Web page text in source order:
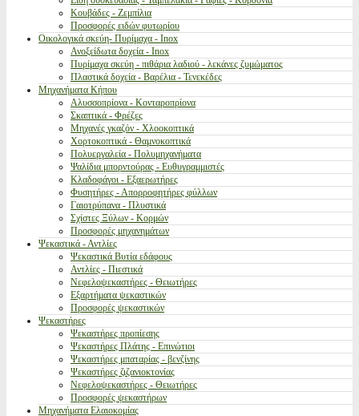
Κουβάδες - Ζεμπίλια
Προσφορές ειδών φυτωρίου
Οικολογικά σκεύη- Πυρίμαχα - Inox
Ανοξείδωτα δοχεία - Inox
Πυρίμαχα σκεύη - πιθάρια λαδιού - λεκάνες ζυμώματος
Πλαστικά δοχεία - Βαρέλια - Τενεκέδες
Μηχανήματα Κήπου
Αλυσσοπρίονα - Κονταροπρίονα
Σκαπτικά - Φρέζες
Μηχανές γκαζόν - Χλοοκοπτικά
Χορτοκοπτικά - Θαμνοκοπτικά
Πολυεργαλεία - Πολυμηχανήματα
Ψαλίδια μπορντούρας - Ευθυγραμμιστές
Κλαδοφάγοι - Εξαερωτήρες
Φυσητήρες - Απορροφητήρες φύλλων
Γαιοτρύπανα - Πλυστικά
Σχίστες Ξύλων - Κορμών
Προσφορές μηχανημάτων
Ψεκαστικά - Αντλίες
Ψεκαστικά Βυτία εδάφους
Αντλίες - Πιεστικά
Νεφελοψεκαστήρες - Θειωτήρες
Εξαρτήματα ψεκαστικών
Προσφορές ψεκαστικών
Ψεκαστήρες
Ψεκαστήρες προπίεσης
Ψεκαστήρες Πλάτης - Επινώτιοι
Ψεκαστήρες μπαταρίας - βενζίνης
Ψεκαστήρες ζιζανιοκτονίας
Νεφελοψεκαστήρες - Θειωτήρες
Προσφορές ψεκαστήρων
Μηχανήματα Ελαιοκομίας